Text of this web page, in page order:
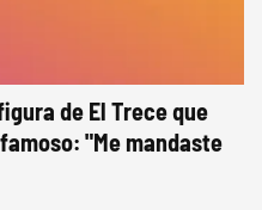
de El Trece que
"Me mandaste